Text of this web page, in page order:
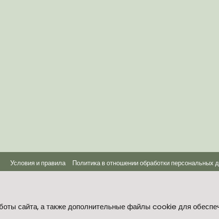
Условия и правила Политика в отношении обработки персональных
сайта, а также дополнительные файлы cookie для